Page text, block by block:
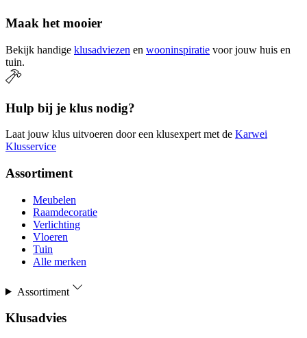
Maak het mooier
Bekijk handige klusadviezen en wooninspiratie voor jouw huis en
tuin.
Hulp bij je klus nodig?
Laat jouw klus uitvoeren door een klusexpert met de Karwei
Klusservice
Assortiment
Meubelen
Raamdecoratie
Verlichting
Vloeren
Tuin
Alle merken
Assortiment
Klusadvies